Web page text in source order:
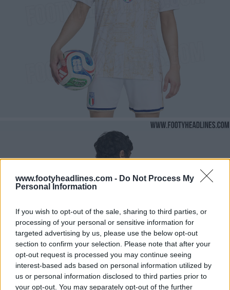
www.footyheadlines.com - Do Not Process My
Personal Information
If you wish to opt-out of the sale, sharing to third parties, or
processing of your personal or sensitive information for
targeted advertising by us, please use the below opt-out
section to confirm your selection. Please note that after your
opt-out request is processed you may continue seeing
interest-based ads based on personal information utilized by
us or personal information disclosed to third parties prior to
your opt-out. You may separately opt-out of the further